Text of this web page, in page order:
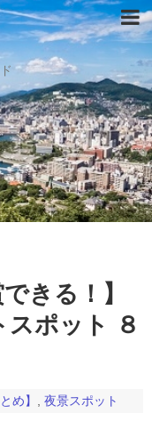
きる！】
スポット ８
め】 夜景スポット